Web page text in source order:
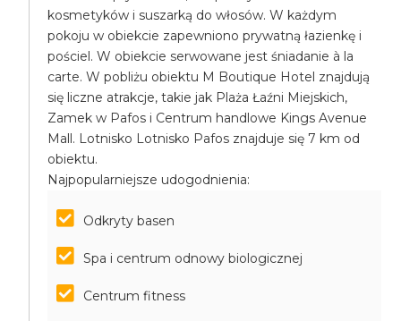
kosmetyków i suszarką do włosów. W każdym
pokoju w obiekcie zapewniono prywatną łazienkę i
pościel. W obiekcie serwowane jest śniadanie à la
carte. W pobliżu obiektu M Boutique Hotel znajdują
się liczne atrakcje, takie jak Plaża Łaźni Miejskich,
Zamek w Pafos i Centrum handlowe Kings Avenue
Mall. Lotnisko Lotnisko Pafos znajduje się 7 km od
obiektu.
Najpopularniejsze udogodnienia:
Odkryty basen
Spa i centrum odnowy biologicznej
Centrum fitness